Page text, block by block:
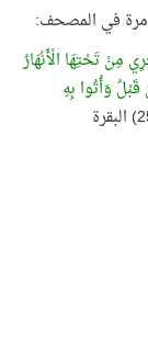
مرة في المصحف:
مِنْ تَحْتِهَا الْأَنْهَارُ
قَبْلُ وَأُتُوا بِهِ